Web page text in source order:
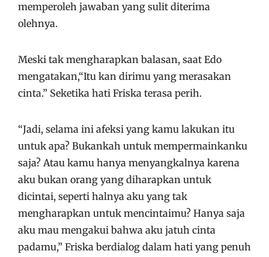
memperoleh jawaban yang sulit diterima
olehnya.
Meski tak mengharapkan balasan, saat Edo
mengatakan,“Itu kan dirimu yang merasakan
cinta.” Seketika hati Friska terasa perih.
“Jadi, selama ini afeksi yang kamu lakukan itu
untuk apa? Bukankah untuk mempermainkanku
saja? Atau kamu hanya menyangkalnya karena
aku bukan orang yang diharapkan untuk
dicintai, seperti halnya aku yang tak
mengharapkan untuk mencintaimu? Hanya saja
aku mau mengakui bahwa aku jatuh cinta
padamu,” Friska berdialog dalam hati yang penuh